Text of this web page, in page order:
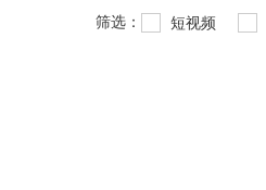
筛选： 短视频